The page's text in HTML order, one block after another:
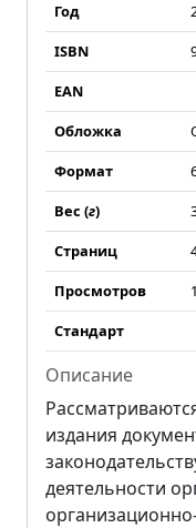
Год
ISBN
EAN
Обложка
Формат
Вес (г)
Страниц
Просмотров
Стандарт
Описание
издания
деятельности